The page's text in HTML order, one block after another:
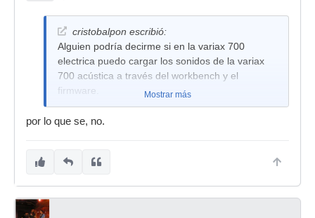
cristobalpon escribió:
Alguien podría decirme si en la variax 700
electrica puedo cargar los sonidos de la variax
700 acústica a través del workbench y el
firmware.
Mostrar más
por lo que se, no.